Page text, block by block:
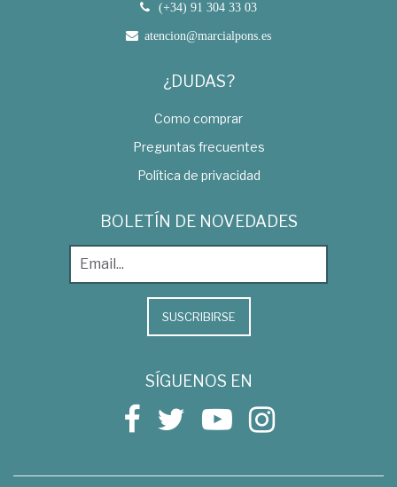
(+34) 91 304 33 03
atencion@marcialpons.es
¿DUDAS?
Como comprar
Preguntas frecuentes
Política de privacidad
BOLETÍN DE NOVEDADES
SUSCRIBIRSE
SÍGUENOS EN